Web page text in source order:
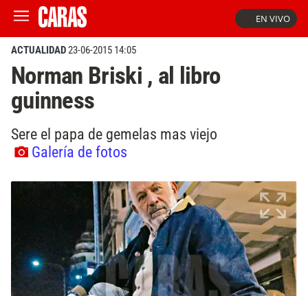
EN VIVO
ACTUALIDAD23-06-2015 14:05
Norman Briski , al libro
guinness
Sere el papa de gemelas mas viejo
Galería de fotos